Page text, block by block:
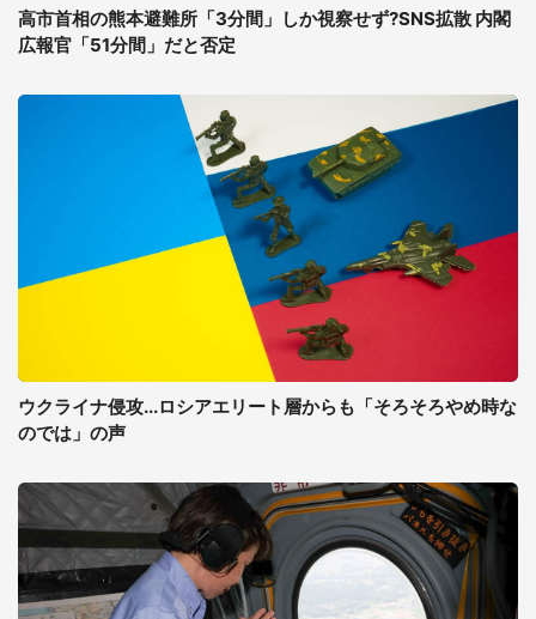
高市首相の熊本避難所「3分間」しか視察せず?SNS拡散 内閣
広報官「51分間」だと否定
ウクライナ侵攻...ロシアエリート層からも「そろそろやめ時な
のでは」の声